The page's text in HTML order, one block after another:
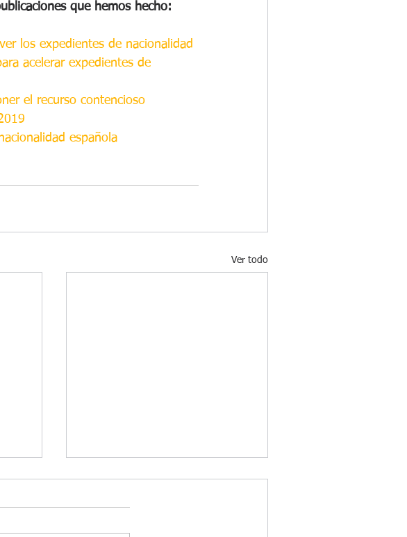
que hemos hecho:
los expedientes de nacionalidad
acelerar expedientes de
el recurso contencioso
española
Ver todo